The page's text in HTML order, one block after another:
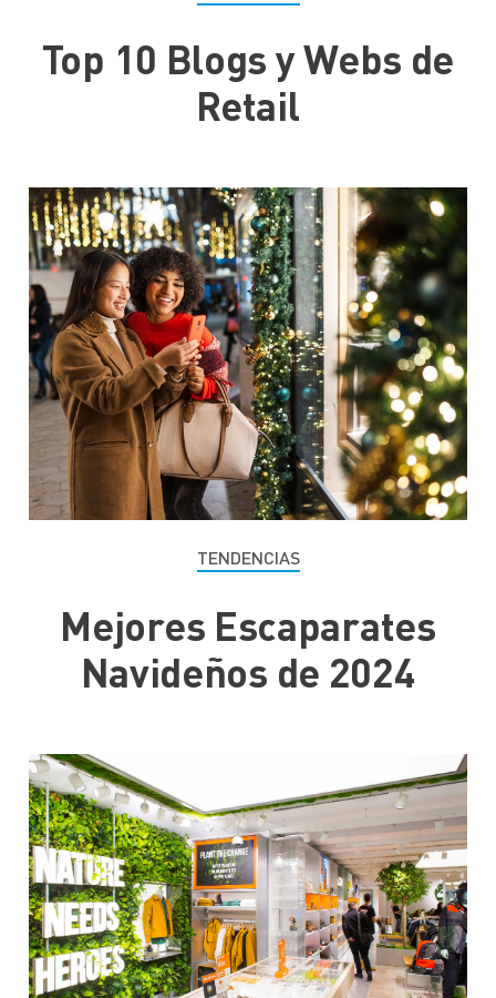
Top 10 Blogs y Webs de
Retail
TENDENCIAS
Mejores Escaparates
Navideños de 2024